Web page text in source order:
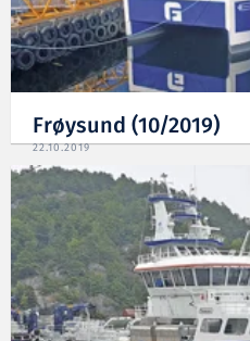
Frøysund (10/2019)
22.10.2019